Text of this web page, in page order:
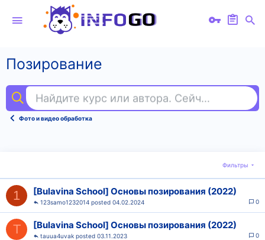
Позирование
Найдите курс или автора. Сейчас ищут
Фото и видео обработка
Фильтры
1 [Bulavina School] Основы позирования (2022)
0
04.02.2024
123samo1232014
T [Bulavina School] Основы позирования (2022)
0
03.11.2023
tauua4uvak